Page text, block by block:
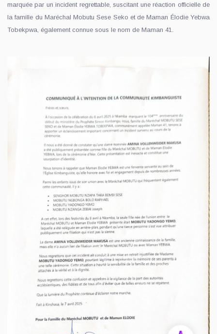
marquée par un incident regrettable, suscitant une réaction officielle de
la famille du Maréchal Mobutu Sese Seko et de Maman Élodie Yebwa
Tobekpwa, également connue sous le nom de Maman 41.